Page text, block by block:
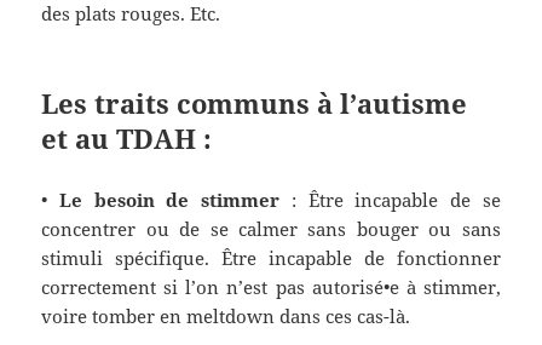
des plats rouges. Etc.
Les traits communs à l’autisme
et au TDAH :
•Le besoin de stimmer : Être incapable de se
concentrer ou de se calmer sans bouger ou sans
stimuli spécifique. Être incapable de fonctionner
correctement si l’on n’est pas autorisé•e à stimmer,
voire tomber en meltdown dans ces cas-là.